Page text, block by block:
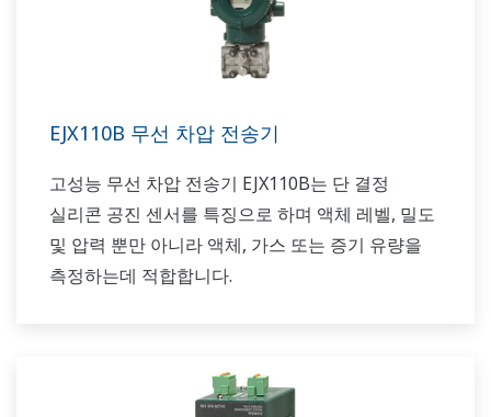
EJX110B 무선 차압 전송기
고성능 무선 차압 전송기 EJX110B는 단 결정
실리콘 공진 센서를 특징으로 하며 액체 레벨, 밀도
및 압력 뿐만 아니라 액체, 가스 또는 증기 유량을
측정하는데 적합합니다.